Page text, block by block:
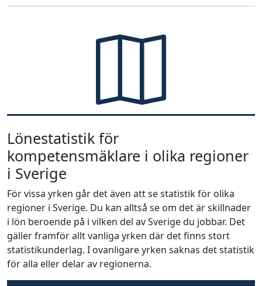
Lönestatistik för
kompetensmäklare i olika regioner
i Sverige
För vissa yrken går det även att se statistik för olika
regioner i Sverige. Du kan alltså se om det är skillnader
i lön beroende på i vilken del av Sverige du jobbar. Det
gäller framför allt vanliga yrken där det finns stort
statistikunderlag. I ovanligare yrken saknas det statistik
för alla eller delar av regionerna.